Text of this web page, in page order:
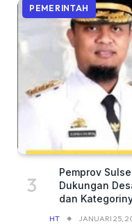
PEMERINTAH
Pemprov
Dukungan
dan
HT JANUARI 25,